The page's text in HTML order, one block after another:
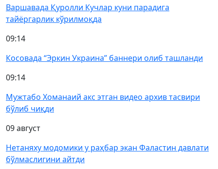
Варшавада Қуролли Кучлар куни парадига
тайёргарлик кўрилмоқда
09:14
Косовада “Эркин Украина” баннери олиб ташланди
09:14
Мужтабо Хоманаий акс этган видео архив тасвири
бўлиб чиқди
09 август
Нетаняху модомики у раҳбар экан Фаластин давлати
бўлмаслигини айтди